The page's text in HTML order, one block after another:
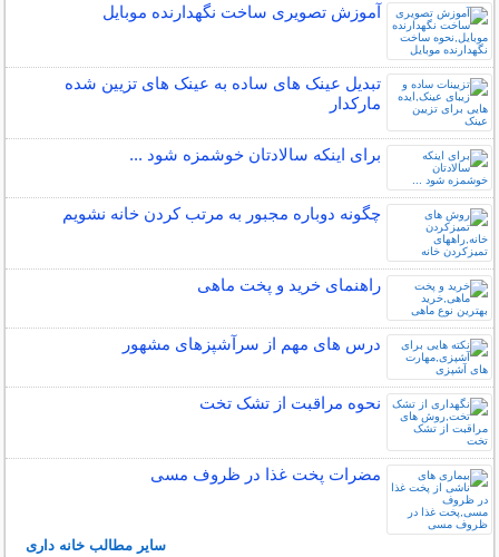
آموزش تصویری ساخت نگهدارنده موبایل
تبدیل عینک های ساده به عینک های تزیین شده
مارکدار
برای اینكه سالادتان خوشمزه شود ...
چگونه دوباره مجبور به مرتب کردن خانه نشویم
راهنمای خرید و پخت ماهی
درس های مهم از سرآشپزهای مشهور
نحوه مراقبت از تشک تخت
مضرات پخت غذا در ظروف مسی
سایر مطالب خانه داری